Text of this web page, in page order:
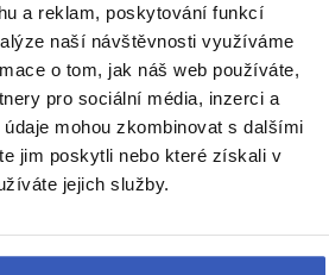
a reklam, poskytování funkcí
naší návštěvnosti využíváme
o tom, jak náš web používáte,
pro sociální média, inzerci a
mohou zkombinovat s dalšími
jim poskytli nebo které získali v
jejich služby.
seznámila nejen s navštívenými
ve Slovinsku. Když se vyskytl
spokojenosti všech. Program
a paní průvodkyně se ho
dle počasí, abychom měli co
ochotná a nikdy ji nechyběl
17. 9. 2024